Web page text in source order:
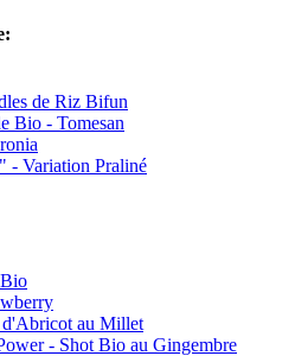
de Riz Bifun
Bio - Tomesan
- Variation Praliné
d'Abricot au Millet
- Shot Bio au Gingembre